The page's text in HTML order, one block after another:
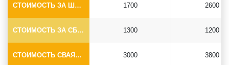
СТОИМОСТЬ ЗА ШТУКУ
СТОИМОСТЬ ЗА СБОРКУ
СТОИМОСТЬ СВАЯ+СБОРКА (БЕЗ ОГОЛОВКА)
1700
1300
3000
2600
1200
3800